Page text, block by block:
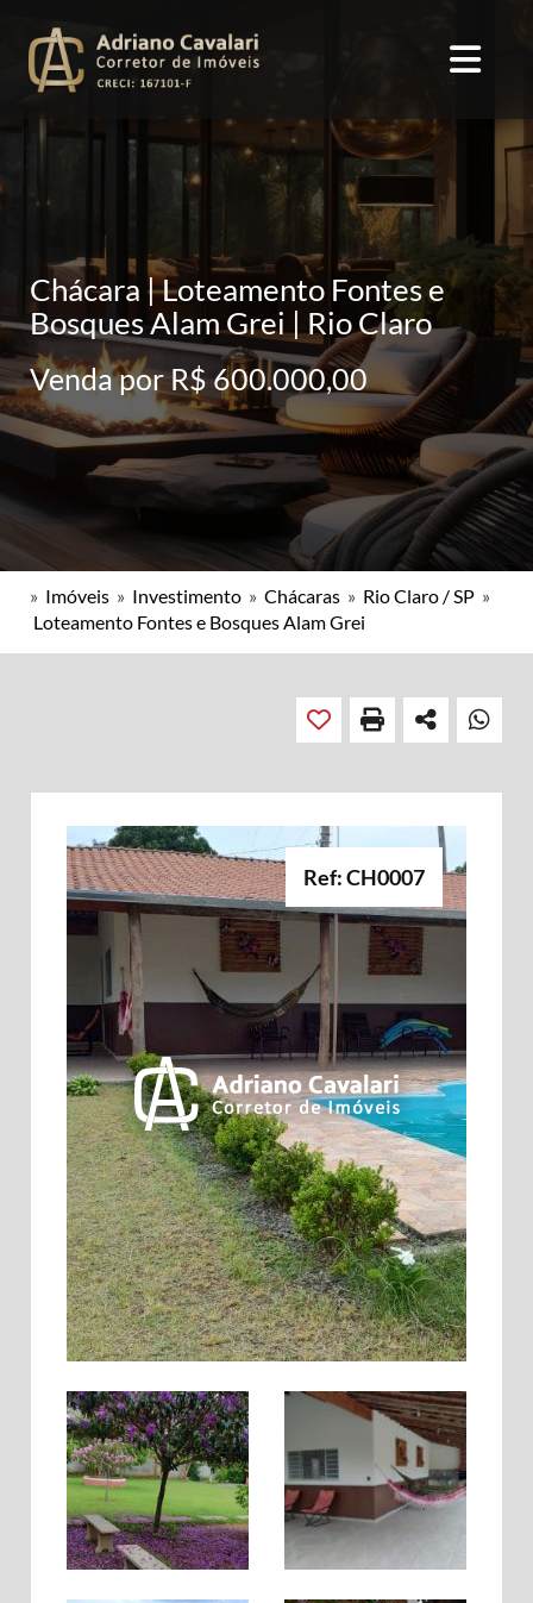
Chácara | Loteamento Fontes e
Bosques Alam Grei | Rio Claro
Venda por R$ 600.000,00
» Imóveis » Investimento » Chácaras » Rio Claro / SP »
Loteamento Fontes e Bosques Alam Grei
Ref: CH0007